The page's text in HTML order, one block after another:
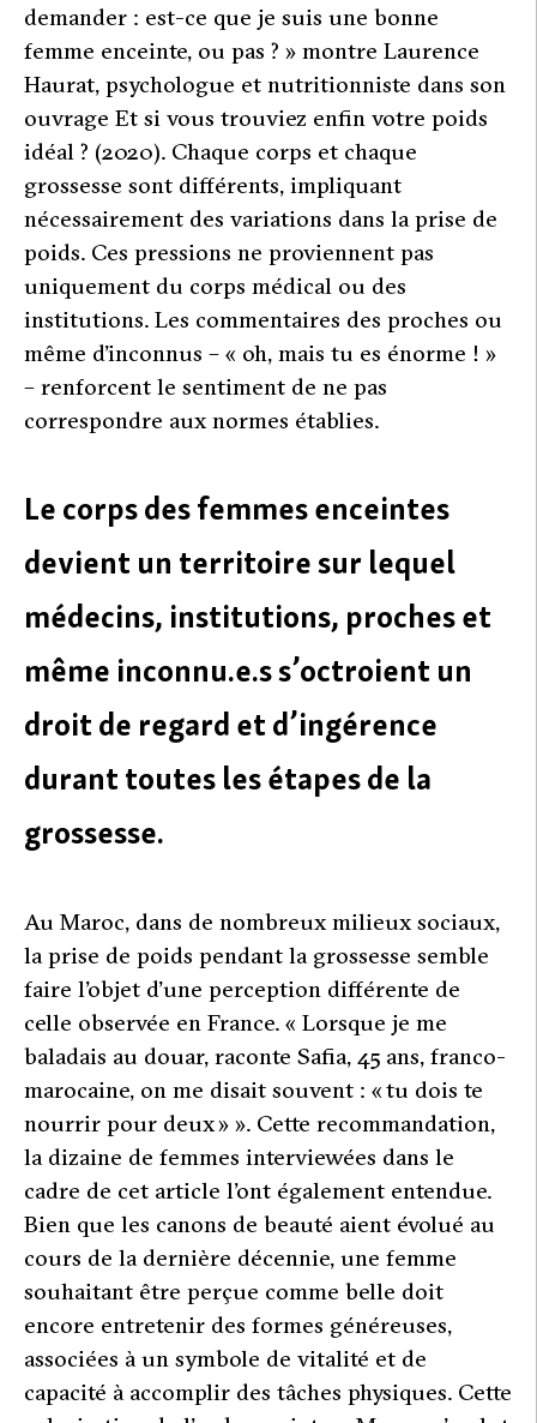
demander : est-ce que je suis une bonne
femme enceinte, ou pas ? » montre Laurence
Haurat, psychologue et nutritionniste dans son
ouvrage Et si vous trouviez enfin votre poids
idéal ? (2020). Chaque corps et chaque
grossesse sont différents, impliquant
nécessairement des variations dans la prise de
poids. Ces pressions ne proviennent pas
uniquement du corps médical ou des
institutions. Les commentaires des proches ou
même d’inconnus – « oh, mais tu es énorme ! »
– renforcent le sentiment de ne pas
correspondre aux normes établies.
Le corps des femmes enceintes
devient un territoire sur lequel
médecins, institutions, proches et
même inconnu.e.s s’octroient un
droit de regard et d’ingérence
durant toutes les étapes de la
grossesse.
Au Maroc, dans de nombreux milieux sociaux,
la prise de poids pendant la grossesse semble
faire l’objet d’une perception différente de
celle observée en France. « Lorsque je me
baladais au douar, raconte Safia, 45 ans, franco-
marocaine, on me disait souvent : « tu dois te
nourrir pour deux » ». Cette recommandation,
la dizaine de femmes interviewées dans le
cadre de cet article l’ont également entendue.
Bien que les canons de beauté aient évolué au
cours de la dernière décennie, une femme
souhaitant être perçue comme belle doit
encore entretenir des formes généreuses,
associées à un symbole de vitalité et de
capacité à accomplir des tâches physiques. Cette